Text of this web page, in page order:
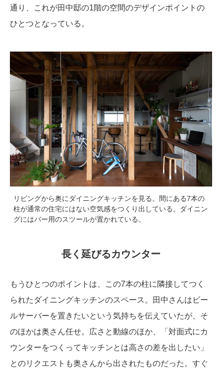
通り、これが田中邸の1階の空間のデザインポイントの
ひとつとなっている。
リビングから奥にダイニングキッチンを見る。間にある7本の
柱が通常の住宅にはない空気感をつくり出している。ダイニン
グにはバー用のスツールが置かれている。
長く延びるカウンター
もうひとつのポイントは、この7本の柱に隣接してつく
られたダイニングキッチンのスペース。田中さんはビー
ルサーバーを置きたいという気持ちを伝えていたが、そ
のほかは奥さん任せ。広さと動線のほか、「対面式にカ
ウンターをつくってキッチンとは高さの差を出したい」
とのリクエストも奥さんから出されたものだった。すぐ